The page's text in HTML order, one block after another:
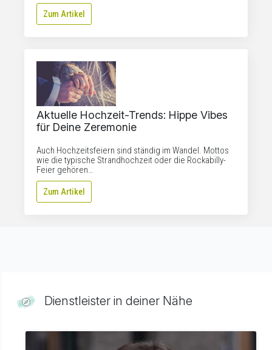
Zum Artikel
Aktuelle Hochzeit-Trends: Hippe Vibes
für Deine Zeremonie
Auch Hochzeitsfeiern sind ständig im Wandel. Mottos
wie die typische Strandhochzeit oder die Rockabilly-
Feier gehören…
Zum Artikel
Dienstleister in deiner Nähe